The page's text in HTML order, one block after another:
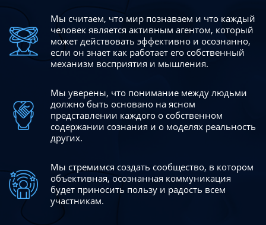
Мы считаем, что мир познаваем и что каждый
человек является активным агентом, который
может действовать эффективно и осознанно,
если он знает как работает его собственный
механизм восприятия и мышления.
Мы уверены, что понимание между людьми
должно быть основано на ясном
представлении каждого о собственном
содержании сознания и о моделях реальность
других.
Мы стремимся создать сообщество, в котором
объективная, осознанная коммуникация
будет приносить пользу и радость всем
участникам.